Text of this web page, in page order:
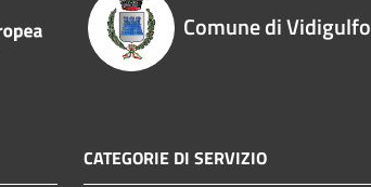
Comune di Vidigulfo
CATEGORIE DI SERVIZIO